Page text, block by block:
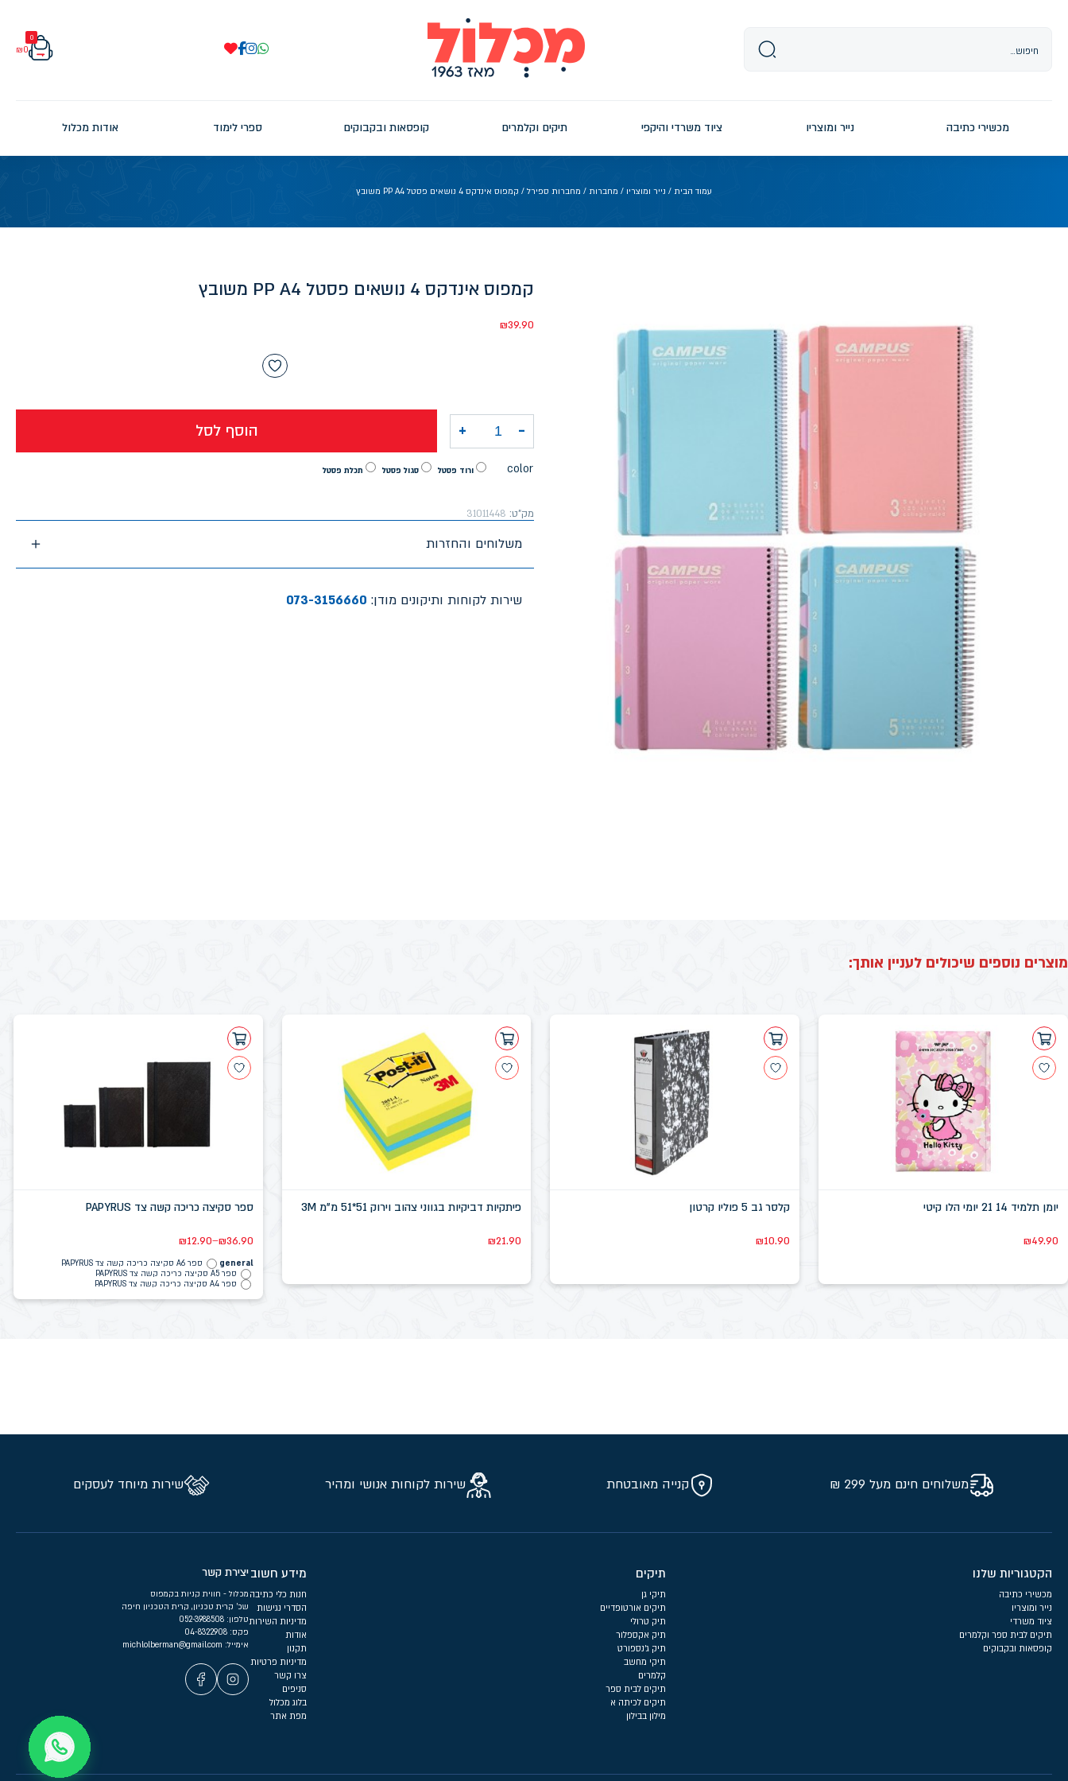
0
₪0
מכשירי כתיבה נייר ומוצריו ציוד משרדי והיקפי תיקים וקלמרים קופסאות ובקבוקים ספרי לימוד אודות מכלול
עמוד הבית / נייר ומוצריו / מחברות / מחברות ספירל / קמפוס אינדקס 4 נושאים פסטל PP A4 משובץ
קמפוס אינדקס 4 נושאים פסטל PP A4 משובץ
₪39.90
color ורוד פסטל סגול פסטל תכלת פסטל
- כמות של קמפוס אינדקס 4 נושאים פסטל PP A4 משובץ
+ הוסף לסל
מק"ט: 31011448
משלוחים והחזרות
שירות לקוחות ותיקונים מודן: 073-3156660
מוצרים נוספים שיכולים לעניין אותך:
יומן תלמיד 14 21 יומי הלו קיטי
₪49.90
קלסר גב 5 פוליו קרטון
₪10.90
פיתקיות דביקיות בגווני צהוב וירוק 51*51 מ"מ 3M
₪21.90
ספר סקיצה כריכה קשה צד PAPYRUS
₪12.90–₪36.90
general
ספר A6 סקיצה כריכה קשה צד PAPYRUS
ספר A5 סקיצה כריכה קשה צד PAPYRUS
ספר A4 סקיצה כריכה קשה צד PAPYRUS
משלוחים חינם מעל 299 ₪ קנייה מאובטחת שירות לקוחות אנושי ומהיר שירות מיוחד לעסקים
הקטגוריות שלנו
מכשירי כתיבה
נייר ומוצריו
ציוד משרדי
תיקים לבית ספר וקלמרים
קופסאות ובקבוקים
תיקים
תיקי גן
תיקים אורטופדיים
תיק טרולי
תיק אקספלור
תיק ג'נספורט
תיקי מחשב
קלמרים
תיקים לבית ספר
תיקים לכיתה א
מילון בבילון
מידע חשוב
חנות כלי כתיבה
הסדרי נגישות
מדיניות השירות
אודות
תקנון
מדיניות פרטיות
צרו קשר
סניפים
בלוג מכלול
מפת אתר
יצירת קשר
מכלול - חווית קניות בקמפוס
שכ’ קרית טכניון, קרית הטכניון חיפה
טלפון:
פקס: 04-8322908
אימייל: